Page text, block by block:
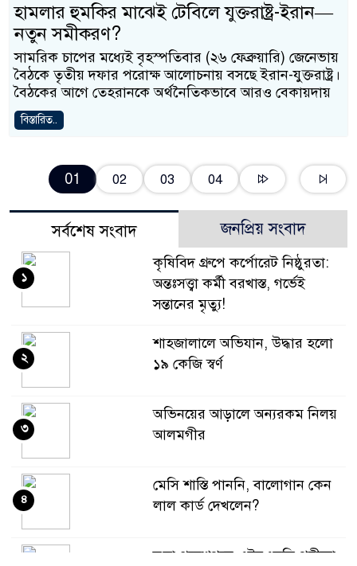
হামলার হুমকির মাঝেই টেবিলে যুক্তরাষ্ট্র-ইরান—
নতুন সমীকরণ?
সামরিক চাপের মধ্যেই বৃহস্পতিবার (২৬ ফেব্রুয়ারি) জেনেভায়
বৈঠকে তৃতীয় দফার পরোক্ষ আলোচনায় বসছে ইরান-যুক্তরাষ্ট্র।
বৈঠকের আগে তেহরানকে অর্থনৈতিকভাবে আরও বেকায়দায়
বিস্তারিত..
01 02 03 04
সর্বশেষ সংবাদ জনপ্রিয় সংবাদ
কৃষিবিদ গ্রুপে কর্পোরেট নিষ্ঠুরতা:
অন্তঃসত্ত্বা কর্মী বরখাস্ত, গর্ভেই
সন্তানের মৃত্যু!
১
শাহজালালে অভিযান, উদ্ধার হলো
১৯ কেজি স্বর্ণ
২
অভিনয়ের আড়ালে অন্যরকম নিলয়
আলমগীর
৩
মেসি শাস্তি পাননি, বালোগান কেন
লাল কার্ড দেখলেন?
৪
ভুয়া প্রবেশপত্রে এইচএসসি পরীক্ষা